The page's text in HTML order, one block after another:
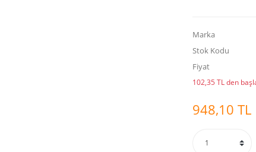
Marka
Stok Kodu
Fiyat
102,35 TL den
948,10 TL